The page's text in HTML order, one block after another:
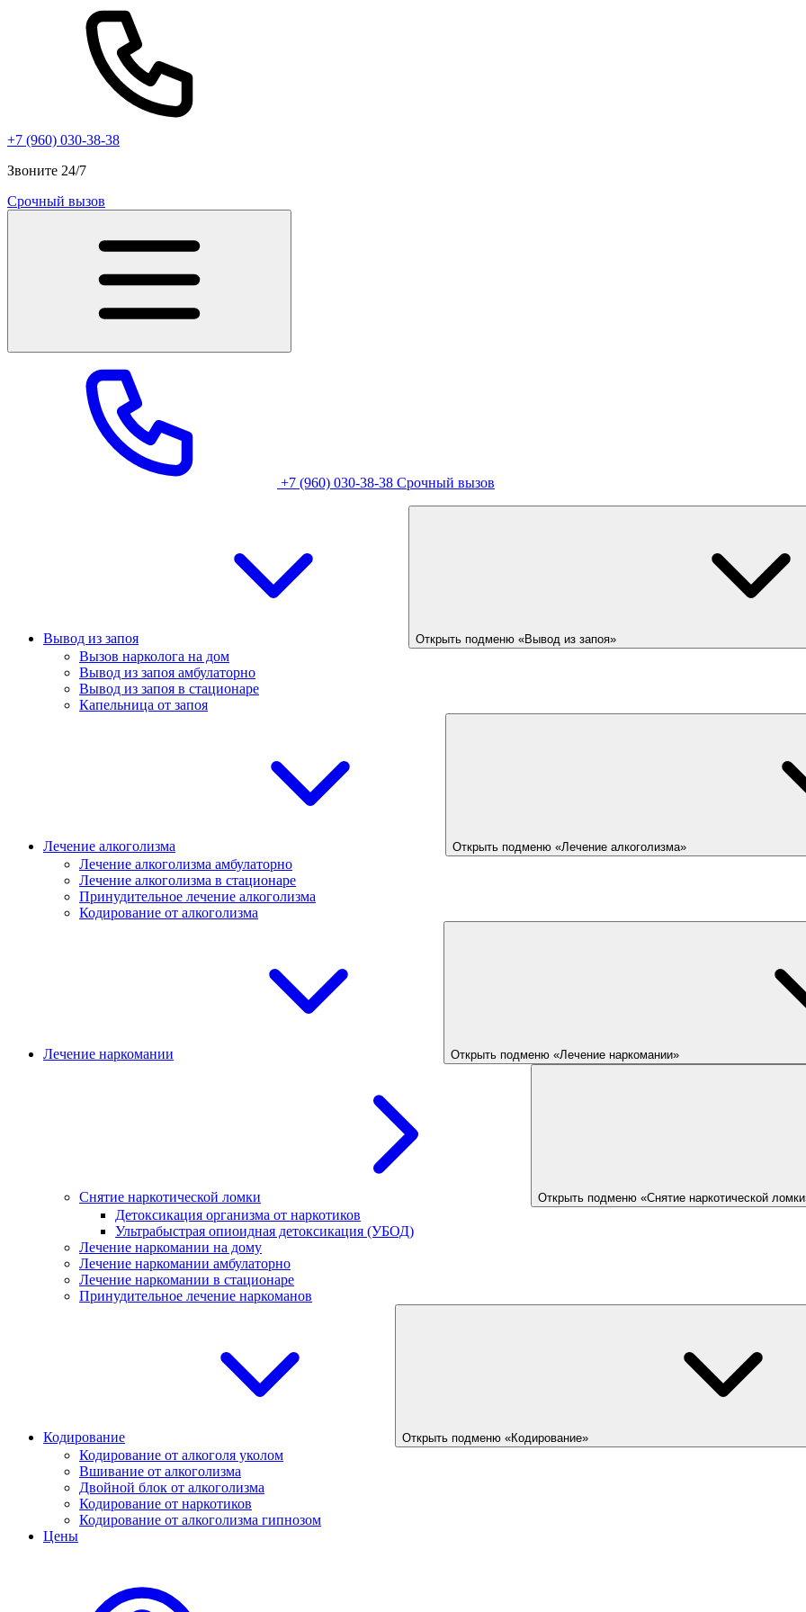
+7 (960) 030-38-38
Звоните 24/7
Срочный вызов
+7 (960) 030-38-38 Срочный вызов
Вывод из запоя Открыть подменю «Вывод из запоя»
Вызов нарколога на дом
Вывод из запоя амбулаторно
Вывод из запоя в стационаре
Капельница от запоя
Лечение алкоголизма Открыть подменю «Лечение алкоголизма»
Лечение алкоголизма амбулаторно
Лечение алкоголизма в стационаре
Принудительное лечение алкоголизма
Кодирование от алкоголизма
Лечение наркомании Открыть подменю «Лечение наркомании»
Снятие наркотической ломки Открыть подменю «Снятие наркотической
Детоксикация организма от наркотиков
Ультрабыстрая опиоидная детоксикация (УБОД)
Лечение наркомании на дому
Лечение наркомании амбулаторно
Лечение наркомании в стационаре
Принудительное лечение наркоманов
Кодирование Открыть подменю «Кодирование»
Кодирование от алкоголя уколом
Вшивание от алкоголизма
Двойной блок от алкоголизма
Кодирование от наркотиков
Кодирование от алкоголизма гипнозом
Цены